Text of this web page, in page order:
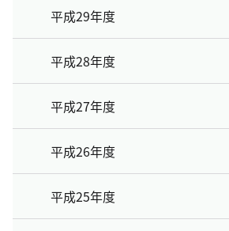
平成29年度
平成28年度
平成27年度
平成26年度
平成25年度